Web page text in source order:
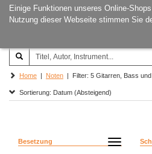
Einige Funktionen unseres Online-
Nutzung dieser Webseite stimmen Sie
Joachim‐Trekel‐Musikverlag,
Hamburg
Home | Noten | Filter: 5 Gitarren, Bass
Sortierung: Datum (Absteigend)
Besetzung